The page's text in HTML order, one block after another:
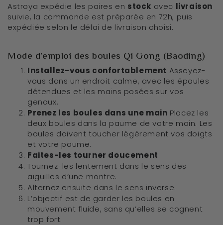
Astroya expédie les paires en stock avec livraison
suivie, la commande est préparée en 72h, puis
expédiée selon le délai de livraison choisi.
Mode d’emploi des boules Qi Gong (Baoding)
Installez-vous confortablement Asseyez-
vous dans un endroit calme, avec les épaules
détendues et les mains posées sur vos
genoux.
Prenez les boules dans une main Placez les
deux boules dans la paume de votre main. Les
boules doivent toucher légèrement vos doigts
et votre paume.
Faites-les tourner doucement
Tournez-les lentement dans le sens des
aiguilles d’une montre.
Alternez ensuite dans le sens inverse.
L’objectif est de garder les boules en
mouvement fluide, sans qu’elles se cognent
trop fort.